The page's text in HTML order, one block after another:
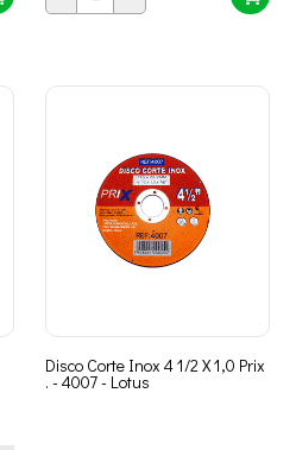
Disco Corte Inox 4 1/2 X 1,0 Prix
. - 4007 - Lotus